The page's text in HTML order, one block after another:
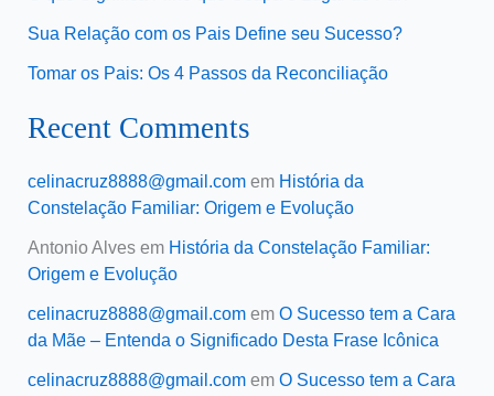
Sua Relação com os Pais Define seu Sucesso?
Tomar os Pais: Os 4 Passos da Reconciliação
Recent Comments
celinacruz8888@gmail.comem História da
Constelação Familiar: Origem e Evolução
Antonio Alvesem História da Constelação Familiar:
Origem e Evolução
celinacruz8888@gmail.comem O Sucesso tem a Cara
da Mãe – Entenda o Significado Desta Frase Icônica
celinacruz8888@gmail.comem O Sucesso tem a Cara